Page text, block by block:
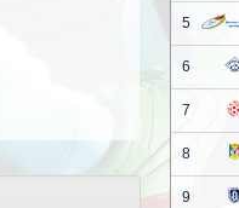
5
6
7
8
9